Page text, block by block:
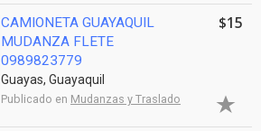
CAMIONETA GUAYAQUIL
MUDANZA FLETE
0989823779
Guayas, Guayaquil
Publicado en Mudanzas y Traslado
$15